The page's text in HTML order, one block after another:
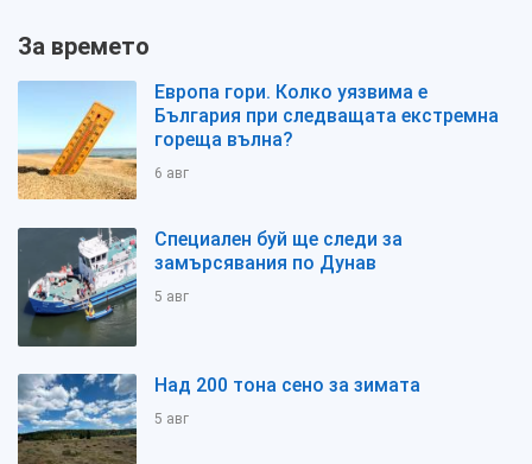
За времето
Европа гори. Колко уязвима е
България при следващата екстремна
гореща вълна?
6 авг
Специален буй ще следи за
замърсявания по Дунав
5 авг
Над 200 тона сено за зимата
5 авг